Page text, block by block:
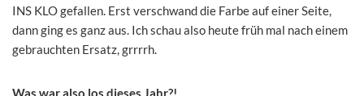
INS KLO gefallen. Erst verschwand die Farbe auf einer Seite,
dann ging es ganz aus. Ich schau also heute früh mal nach einem
gebrauchten Ersatz, grrrrh.
Was war also los dieses Jahr?!